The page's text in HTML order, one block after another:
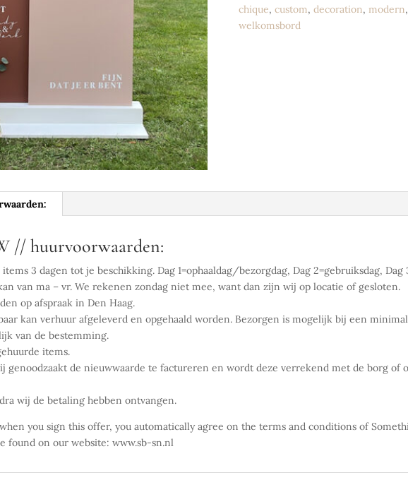
chique, custom, decoration, modern,
welkomsbord
// huurvoorwaarden:
3 dagen tot je beschikking. Dag 1=ophaaldag/bezorgdag, Dag 2=gebruiksdag, Dag
van ma – vr. We rekenen zondag niet mee, want dan zijn wij op locatie of gesloten.
op afspraak in Den Haag.
kan verhuur afgeleverd en opgehaald worden. Bezorgen is mogelijk bij een
van de bestemming.
items.
de nieuwwaarde te factureren en wordt deze verrekend met de borg of
wij de betaling hebben ontvangen.
you sign this offer, you automatically agree on the terms and conditions of
found on our website: www.sb-sn.nl